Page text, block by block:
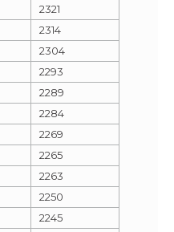
2321
2314
2304
2293
2289
2284
2269
2265
2263
2250
2245